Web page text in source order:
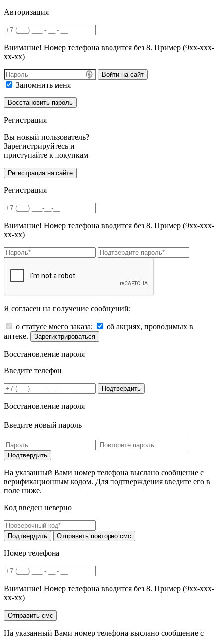
Авторизация
Внимание! Номер телефона вводится без 8. Пример (9хх-ххх-
хх-хх)
Войти на сайт
Запомнить меня
Регистрация
Вы новый пользователь?
Зарегистрируйтесь и
приступайте к покупкам
Регистрация
Внимание! Номер телефона вводится без 8. Пример (9хх-ххх-
хх-хх)
Я согласен на получение сообщений:
о статусе моего заказа;
об акциях, проводимых в
аптеке.
Зарегистрироваться
Восстановление пароля
Введите телефон
Подтвердить
Восстановление пароля
Введите новый пароль
На указанный Вами номер телефона выслано сообщение с
верификационным кодом. Для подтверждения введите его в
поле ниже.
Код введен неверно
Номер телефона
Внимание! Номер телефона вводится без 8. Пример (9хх-ххх-
хх-хх)
На указанный Вами номер телефона выслано сообщение с